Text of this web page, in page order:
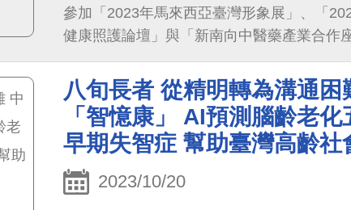
參加「2023年馬來西亞臺灣形象展」、「
健康照護論壇」與「新南向中醫藥產業合作
傳統醫學人員之間的交流。
八旬長者 從精明轉為溝通困
「智憶康」 AI預測腦齡老
早期失智症 幫助臺灣高齡社
2023/10/20